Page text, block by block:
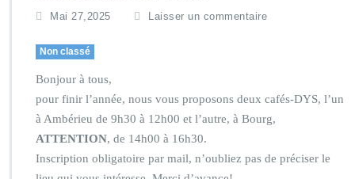
Mai 27,2025 Laisser un commentaire
Non classé
Bonjour à tous,
pour finir l’année, nous vous proposons deux cafés-DYS, l’un
à Ambérieu de 9h30 à 12h00 et l’autre, à Bourg,
ATTENTION, de 14h00 à 16h30.
Inscription obligatoire par mail, n’oubliez pas de préciser le